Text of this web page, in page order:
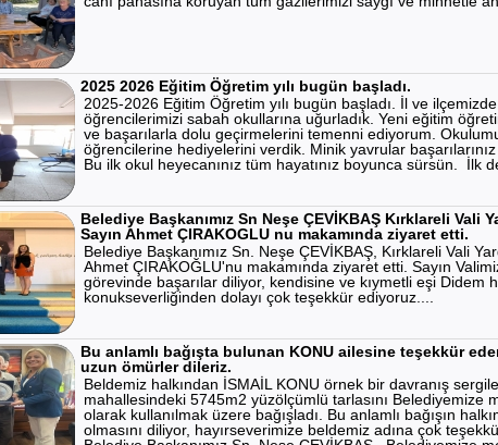
2025 2026 Eğitim Öğretim yılı bugün başladı.
2025-2026 Eğitim Öğretim yılı bugün başladı. İl ve
öğrencilerimizi sabah okullarına uğurladık. Yeni eğitim
ve başarılarla dolu geçirmelerini temenni ediyorum.
öğrencilerine hediyelerini verdik. Minik yavrular başarılarınız
Bu ilk okul heyecanınız tüm hayatınız boyunca sürsün. İlk
Belediye Başkanımız Sn Neşe ÇEVİKBAŞ Kırklareli Vali
Sayın Ahmet ÇIRAKOGLU nu makamında ziyaret etti.
Belediye Başkanımız Sn. Neşe ÇEVİKBAŞ, Kırklareli Vali
Ahmet ÇIRAKOĞLU'nu makamında ziyaret etti. Sayın
görevinde başarılar diliyor, kendisine ve kıymetli eşi Didem
konukseverliğinden dolayı çok teşekkür ediyoruz....
Bu anlamlı bağışta bulunan KONU ailesine teşekkür
uzun ömürler dileriz.
Beldemiz halkından İSMAİL KONU örnek bir davranış
mahallesindeki 5745m2 yüzölçümlü tarlasını Belediyemize
olarak kullanılmak üzere bağışladı. Bu anlamlı bağışın
olmasını diliyor, hayırseverimize beldemiz adına çok